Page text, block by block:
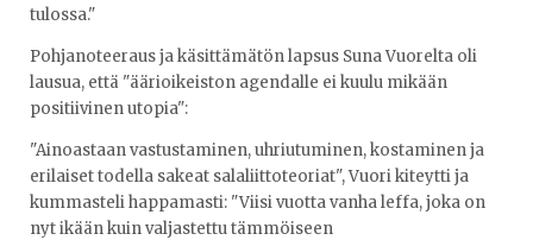
tulossa."
Pohjanoteeraus ja käsittämätön lapsus Suna Vuorelta oli
lausua, että "äärioikeiston agendalle ei kuulu mikään
positiivinen utopia":
"Ainoastaan vastustaminen, uhriutuminen, kostaminen ja
erilaiset todella sakeat salaliittoteoriat", Vuori kiteytti ja
kummasteli happamasti: "Viisi vuotta vanha leffa, joka on
nyt ikään kuin valjastettu tämmöiseen